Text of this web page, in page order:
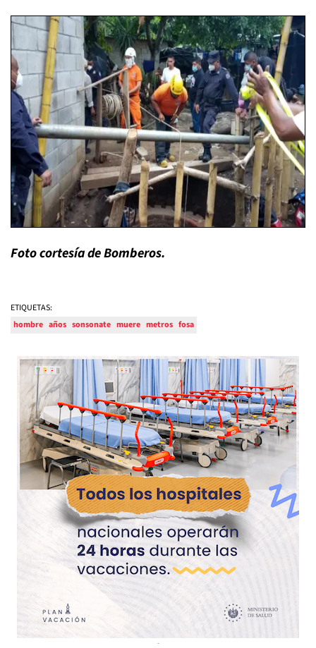
Foto cortesía de Bomberos.
ETIQUETAS:
hombre años sonsonate muere metros fosa